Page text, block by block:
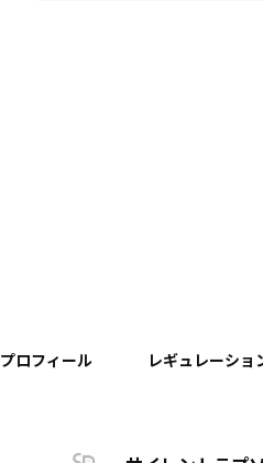
プロフィール レギュレーショ